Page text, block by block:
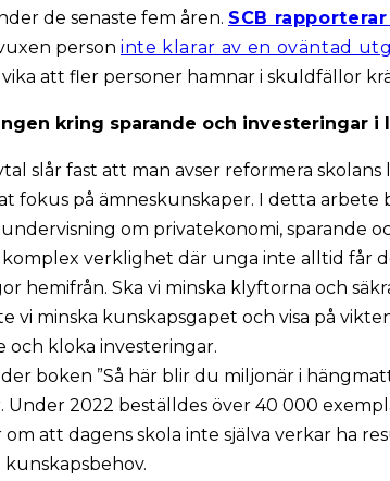
de senaste fem åren. SCB
person inte klarar av en oväntad
att fler personer hamnar i skuldfällor
kring sparande och investeringar i
slår fast att man avser reformera skolans
fokus på ämneskunskaper. I detta arbete
om privatekonomi, sparande
verklighet där unga inte alltid får
hemifrån. Ska vi minska klyftorna och
vi minska kunskapsgapet och visa på
och kloka investeringar.
boken ”Så här blir du miljonär i
Under 2022 beställdes över 40 000
att dagens skola inte själva verkar ha